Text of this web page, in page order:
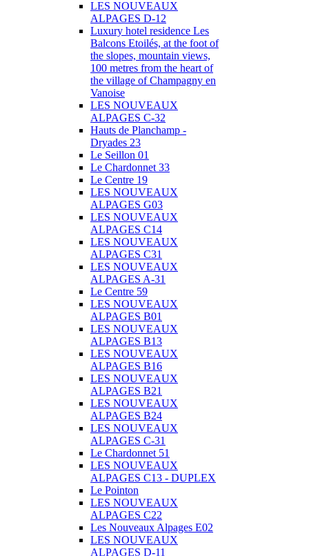
LES NOUVEAUX
ALPAGES D-12
Luxury hotel residence Les
Balcons Etoilés, at the foot of
the slopes, mountain views,
100 metres from the heart of
the village of Champagny en
Vanoise
LES NOUVEAUX
ALPAGES C-32
Hauts de Planchamp -
Dryades 23
Le Seillon 01
Le Chardonnet 33
Le Centre 19
LES NOUVEAUX
ALPAGES G03
LES NOUVEAUX
ALPAGES C14
LES NOUVEAUX
ALPAGES C31
LES NOUVEAUX
ALPAGES A-31
Le Centre 59
LES NOUVEAUX
ALPAGES B01
LES NOUVEAUX
ALPAGES B13
LES NOUVEAUX
ALPAGES B16
LES NOUVEAUX
ALPAGES B21
LES NOUVEAUX
ALPAGES B24
LES NOUVEAUX
ALPAGES C-31
Le Chardonnet 51
LES NOUVEAUX
ALPAGES C13 - DUPLEX
Le Pointon
LES NOUVEAUX
ALPAGES C22
Les Nouveaux Alpages E02
LES NOUVEAUX
ALPAGES D-11